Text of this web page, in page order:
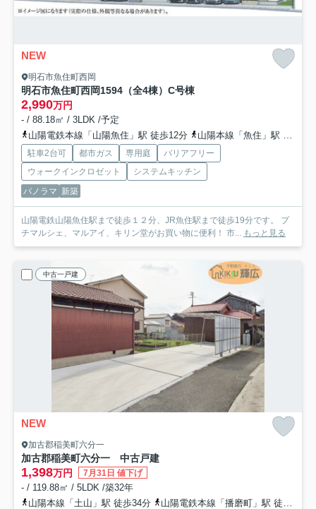
NEW
明石市魚住町西岡
明石市魚住町西岡1594（全4棟）C号棟
2,990万円
- / 88.18㎡ / 3LDK /予定
山陽電鉄本線「山陽魚住」駅 徒歩12分
山陽本線「魚住」駅 徒歩19分
駐車2台可 都市ガス 専用庭
バリアフリー
ウォークインクロゼット
システムキッチン
パノラマ 新築
山陽電鉄山陽魚住駅まで徒歩１２分、JR魚住駅まで徒歩19分です。 プ
チマルシェ、マルアイ、キリン堂がお買い物に便利！ 市...
もっと見る
中古一戸建
NEW
加古郡稲美町六分一
加古郡稲美町六分一 中古戸建
1,398万円 7月31日 値下げ
- / 119.88㎡ / 5LDK /築32年
山陽本線「土山」駅 徒歩34分
山陽電鉄本線「播磨町」駅 徒歩65分